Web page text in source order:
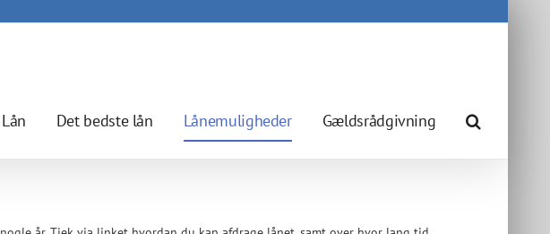
Det bedste lån Lånemuligheder Gældsrådgivning